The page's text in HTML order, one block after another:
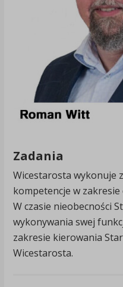
Zadania
Wicestarosta wykonuje
kompetencje w
W czasie nieobecności
wykonywania swej
zakresie kierowania
Wicestarosta.